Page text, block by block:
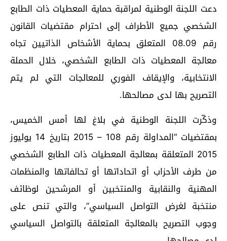
دعت اللجنة الوطنیة لمراقبة حماية المعطيات ذات الطابع
الشخصي جمیع الأطراف إلى احترام مقتضيات القانون
رقم 08.09 المتعلق بحمایة الأشخاص الذاتیین تجاه
معالجة المعطیات ذات الطابع الشخصي، خلال الحملة
الانتخابیة، والإیقاف الفوري للمعالجات التي لم یتم
التصریح بھا لدى مصالحھا.
وذكّرت اللجنة الوطنیة في بلاغ لها أمس الخميس،
بمقتضیات “المداولة رقم 108 – 2015 بتاریخ 14 یولیوز
2015 المتعلقة بمعالجة المعطیات ذات الطابع الشخصي
من طرف الأحزاب أو اتحاداتھا أو تحالفاتھا والمنظمات
المھنیة والنقابیة والمنتخبین أو المرشحین لوظائف
منتخبة لغرض التواصل السیاسي”، والتي تنص على
وجوب التصریح بالمعالجة المتعلقة بالتواصل السیاسي